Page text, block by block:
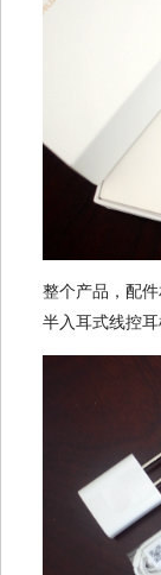
整个产品，配
半入耳式线控耳